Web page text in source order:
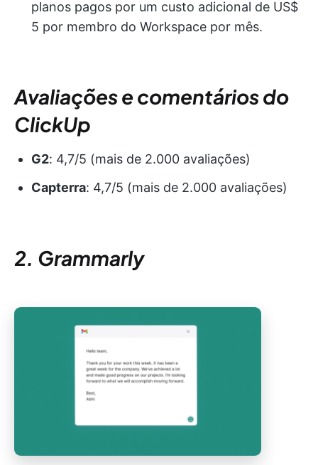
planos pagos por um custo adicional de US$
5 por membro do Workspace por mês.
Avaliações e comentários do
ClickUp
G2: 4,7/5 (mais de 2.000 avaliações)
Capterra: 4,7/5 (mais de 2.000 avaliações)
2. Grammarly